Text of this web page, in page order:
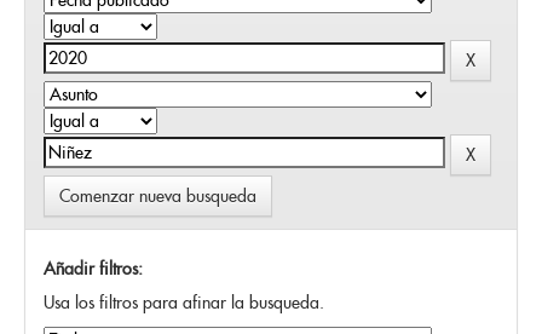
Comenzar nueva busqueda
Añadir filtros:
Usa los filtros para afinar la busqueda.